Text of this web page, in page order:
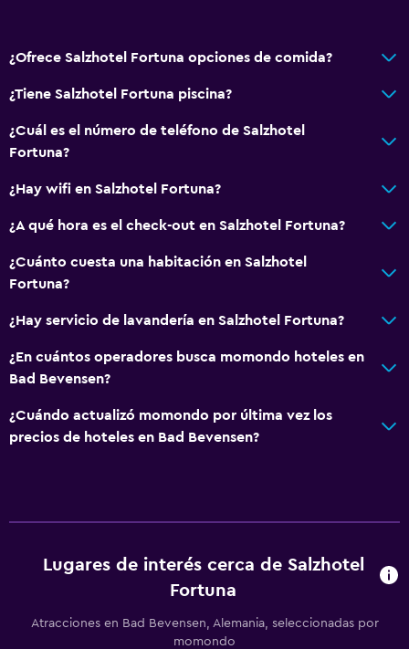
¿Ofrece Salzhotel Fortuna opciones de comida?
¿Tiene Salzhotel Fortuna piscina?
¿Cuál es el número de teléfono de Salzhotel
Fortuna?
¿Hay wifi en Salzhotel Fortuna?
¿A qué hora es el check-out en Salzhotel Fortuna?
¿Cuánto cuesta una habitación en Salzhotel
Fortuna?
¿Hay servicio de lavandería en Salzhotel Fortuna?
¿En cuántos operadores busca momondo hoteles en
Bad Bevensen?
¿Cuándo actualizó momondo por última vez los
precios de hoteles en Bad Bevensen?
Lugares de interés cerca de Salzhotel
Fortuna
Atracciones en Bad Bevensen, Alemania, seleccionadas por
momondo